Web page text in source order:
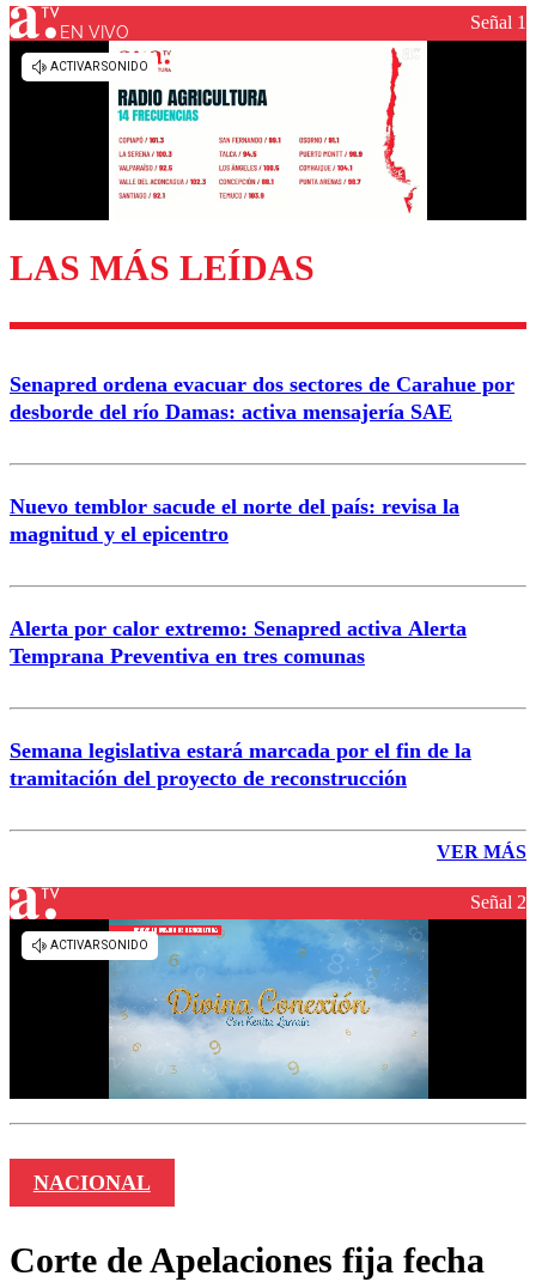
Los comentarios son moderados para garantizar un
Enviar comentario
EN VIVO Señal 1
LAS MÁS LEÍDAS
Senapred ordena evacuar dos sectores de Carahue por
desborde del río Damas: activa mensajería SAE
Nuevo temblor sacude el norte del país: revisa la
magnitud y el epicentro
Alerta por calor extremo: Senapred activa Alerta
Temprana Preventiva en tres comunas
Semana legislativa estará marcada por el fin de la
tramitación del proyecto de reconstrucción
VER MÁS
Señal 2
NACIONAL
Corte de Apelaciones fija fecha